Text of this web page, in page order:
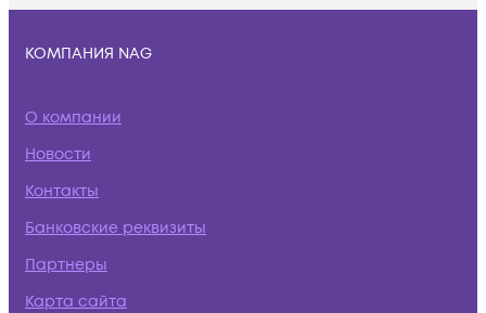
КОМПАНИЯ NAG
О компании
Новости
Контакты
Банковские реквизиты
Партнеры
Карта сайта